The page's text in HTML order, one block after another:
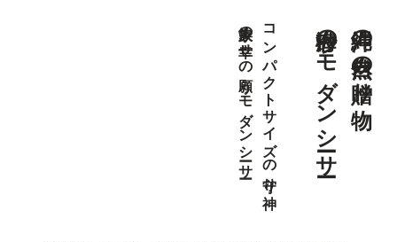
沖縄の自然の贈り物。
海砂のモダンシーサー
コンパクトサイズの守り神
家族の幸せの願うモダンシーサー